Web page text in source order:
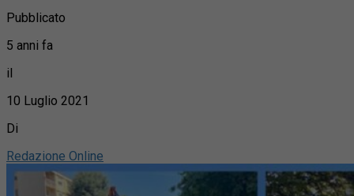
Pubblicato
5 anni fa
il
10 Luglio 2021
Di
Redazione Online